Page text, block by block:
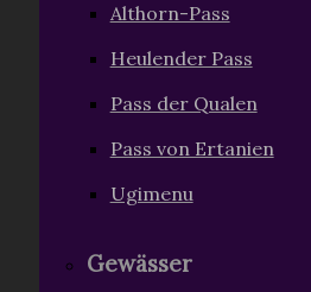
Althorn-Pass
Heulender Pass
Pass der Qualen
Pass von Ertanien
Ugimenu
Gewässer